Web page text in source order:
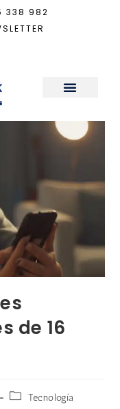
338 982
de 16
Tecnología